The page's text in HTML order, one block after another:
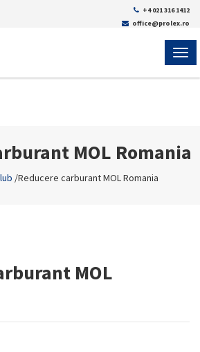
+4 021 316 1412
office@prolex.ro
MOL Romania
/Reducere carburant MOL Romania
MOL